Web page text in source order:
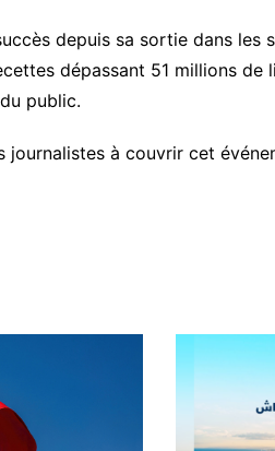
depuis sa sortie dans les
dépassant 51 millions de
public.
journalistes à couvrir cet